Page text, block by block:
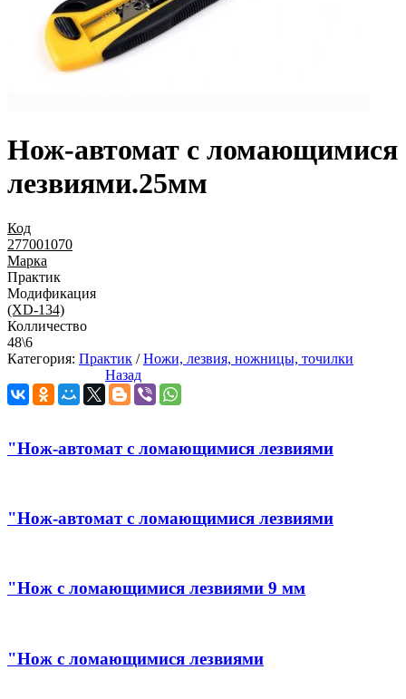
Нож-автомат с ломающимися
лезвиями.25мм
Код
277001070
Марка
Практик
Модификация
(XD-134)
Колличество
48\6
Категория: Практик /Ножи, лезвия, ножницы, точилки
Назад
"Нож-автомат с ломающимися лезвиями
"Нож-автомат с ломающимися лезвиями
"Нож с ломающимися лезвиями 9 мм
"Нож с ломающимися лезвиями